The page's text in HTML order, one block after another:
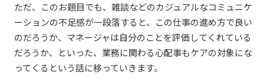
ただ、このお題目でも、雑談などのカジュアルなコミュニケ
ーションの不足感が一段落すると、この仕事の進め方で良い
のだろうか、マネージャは自分のことを評価してくれている
だろうか、といった、業務に関わる心配事もケアの対象にな
ってくるという話に移っていきます。